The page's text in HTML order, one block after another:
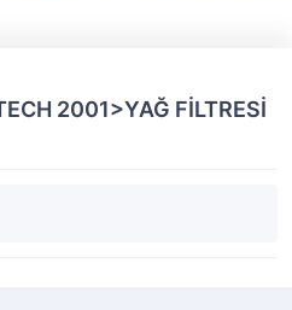
2001>YAĞ FİLTRESİ